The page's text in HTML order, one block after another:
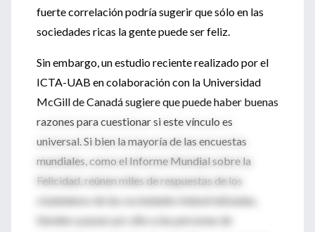
fuerte correlación podría sugerir que sólo en las
sociedades ricas la gente puede ser feliz.
Sin embargo, un estudio reciente realizado por el
ICTA-UAB en colaboración con la Universidad
McGill de Canadá sugiere que puede haber buenas
razones para cuestionar si este vínculo es
universal. Si bien la mayoría de las encuestas
mundiales, como el Informe Mundial sobre la
Felicidad, reúnen miles de respuestas de los
ciudadanos de las sociedades industrializadas,
tienden a pasar por alto a las personas de